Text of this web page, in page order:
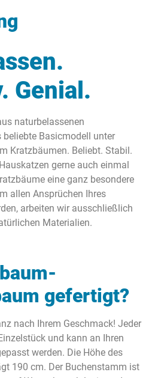
Genial.
naturbelassenen
Basicmodell unter
Kratzbäumen. Beliebt. Stabil.
gerne auch einmal
eine ganz besondere
allen Ansprüchen Ihres
arbeiten wir ausschließlich
Materialien.
gefertigt?
nach Ihrem Geschmack! Jeder
und kann an Ihren
werden. Die Höhe des
190 cm. Der Buchenstamm ist